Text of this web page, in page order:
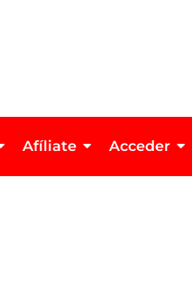
Afíliate Acceder